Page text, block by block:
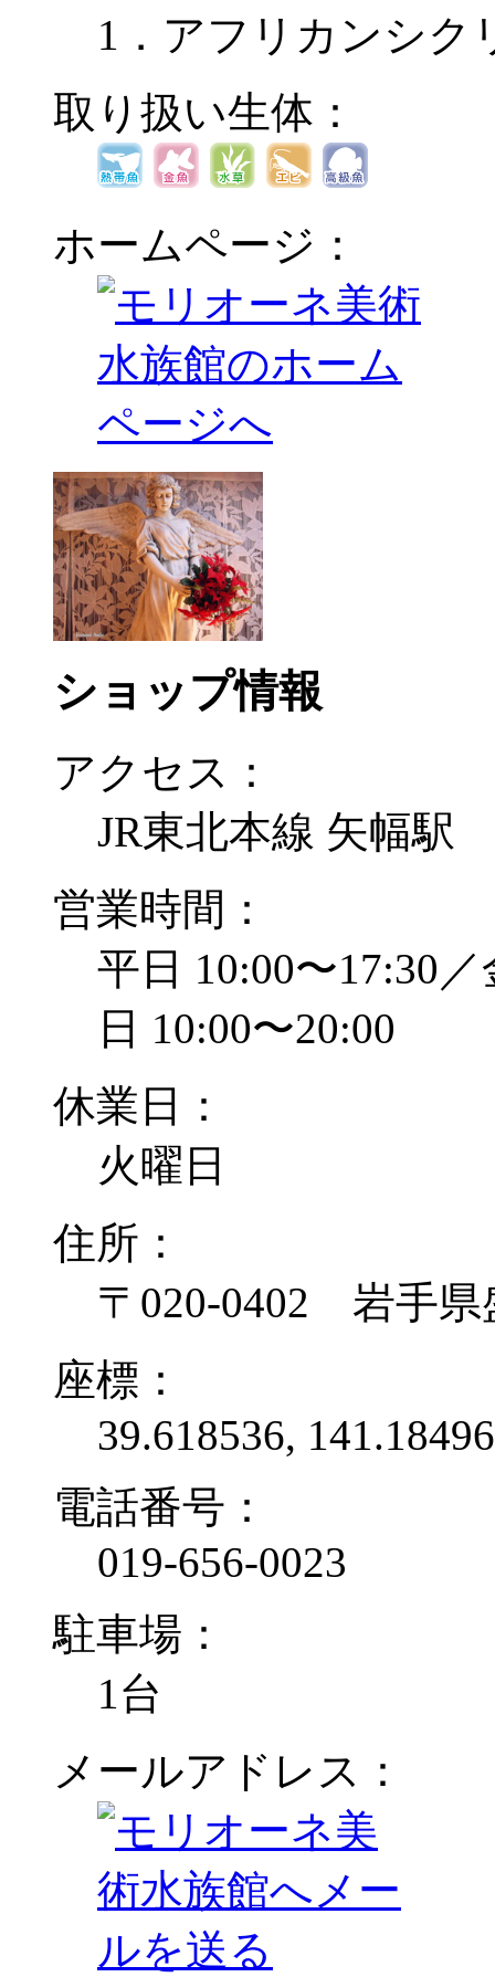
1．アフリカンシ
取り扱い生体：
ホームページ：
ショップ情報
アクセス：
JR東北本線 矢幅駅
営業時間：
平日 10:00〜17:30
日 10:00〜20:00
休業日：
火曜日
住所：
〒020-0402 岩手県
座標：
39.618536,
電話番号：
019-656-0023
駐車場：
1台
メールアドレス：